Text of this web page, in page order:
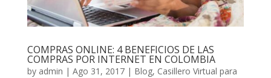
COMPRAS ONLINE: 4 BENEFICIOS DE LAS
COMPRAS POR INTERNET EN COLOMBIA
by admin | Ago 31, 2017| Blog, Casillero Virtual para